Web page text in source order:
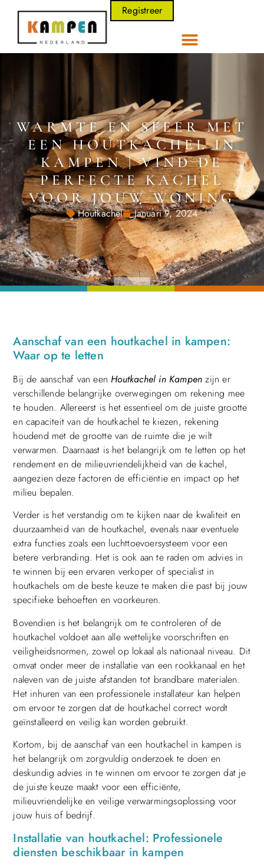
Registreer
WARMTE EN SFEER MET
EEN HOUTKACHEL IN
KAMPEN | VIND DE
PERFECTE KACHEL
VOOR JOUW WONING
Houtkachel Januari 9, 2024
Aanschaf van een houtkachel in kampen:
Waar op te letten
Bij de aanschaf van eenHoutkachel in Kampen zijn er
verschillende belangrijke overwegingen om rekening mee
te houden. Allereerst is het essentieel om de juiste grootte
en capaciteit van de houtkachel te kiezen, rekening
houdend met de grootte van de ruimte die je wilt
verwarmen. Daarnaast is het belangrijk om te letten op het
rendement en de milieuvriendelijkheid van de kachel,
aangezien deze factoren de efficiëntie en impact op het
milieu bepalen.
Verder is het verstandig om te kijken naar de kwaliteit en
duurzaamheid van de houtkachel, evenals naar eventuele
extra functies zoals een luchttoevoersysteem voor een
betere verbranding. Het is ook aan te raden om advies in
te winnen bij een ervaren verkoper of specialist in
houtkachels om de beste keuze te maken die past bij jouw
specifieke behoeften en voorkeuren.
Bovendien is het belangrijk om te controleren of de
houtkachel voldoet aan alle wettelijke voorschriften en
veiligheidsnormen, zowel op lokaal als nationaal niveau. Dit
omvat onder meer de installatie van een rookkanaal en het
naleven van de juiste afstanden tot brandbare materialen.
Het inhuren van een professionele installateur kan helpen
om ervoor te zorgen dat de houtkachel correct wordt
geïnstalleerd en veilig kan worden gebruikt.
Kortom, bij de aanschaf van een houtkachel in kampen is
het belangrijk om zorgvuldig onderzoek te doen en
deskundig advies in te winnen om ervoor te zorgen dat je
de juiste keuze maakt voor een efficiënte,
milieuvriendelijke en veilige verwarmingsoplossing voor
jouw huis of bedrijf.
Installatie van houtkachel: Professionele
diensten beschikbaar in kampen